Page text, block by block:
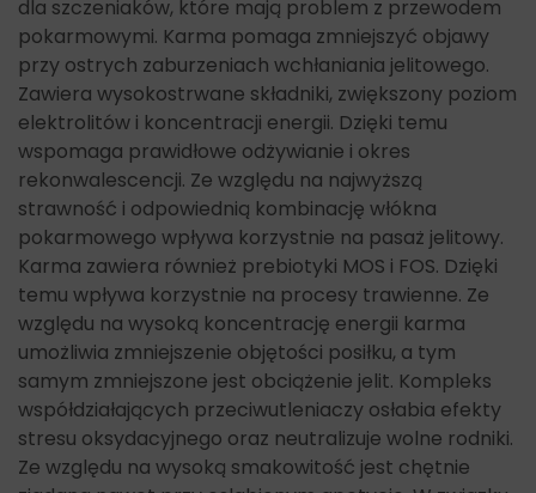
dla szczeniaków, które mają problem z przewodem
pokarmowymi. Karma pomaga zmniejszyć objawy
przy ostrych zaburzeniach wchłaniania jelitowego.
Zawiera wysokostrwane składniki, zwiększony poziom
elektrolitów i koncentracji energii. Dzięki temu
wspomaga prawidłowe odżywianie i okres
rekonwalescencji. Ze względu na najwyższą
strawność i odpowiednią kombinację włókna
pokarmowego wpływa korzystnie na pasaż jelitowy.
Karma zawiera również prebiotyki MOS i FOS. Dzięki
temu wpływa korzystnie na procesy trawienne. Ze
względu na wysoką koncentrację energii karma
umożliwia zmniejszenie objętości posiłku, a tym
samym zmniejszone jest obciążenie jelit. Kompleks
współdziałających przeciwutleniaczy osłabia efekty
stresu oksydacyjnego oraz neutralizuje wolne rodniki.
Ze względu na wysoką smakowitość jest chętnie